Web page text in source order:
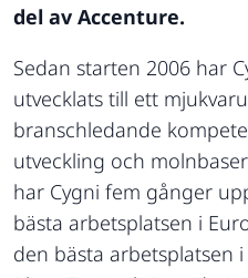
del av Accenture.
Sedan starten 2006 har
utvecklats till ett
branschledande
utveckling och
har Cygni fem gånger
bästa arbetsplatsen i
den bästa arbetsplatsen i